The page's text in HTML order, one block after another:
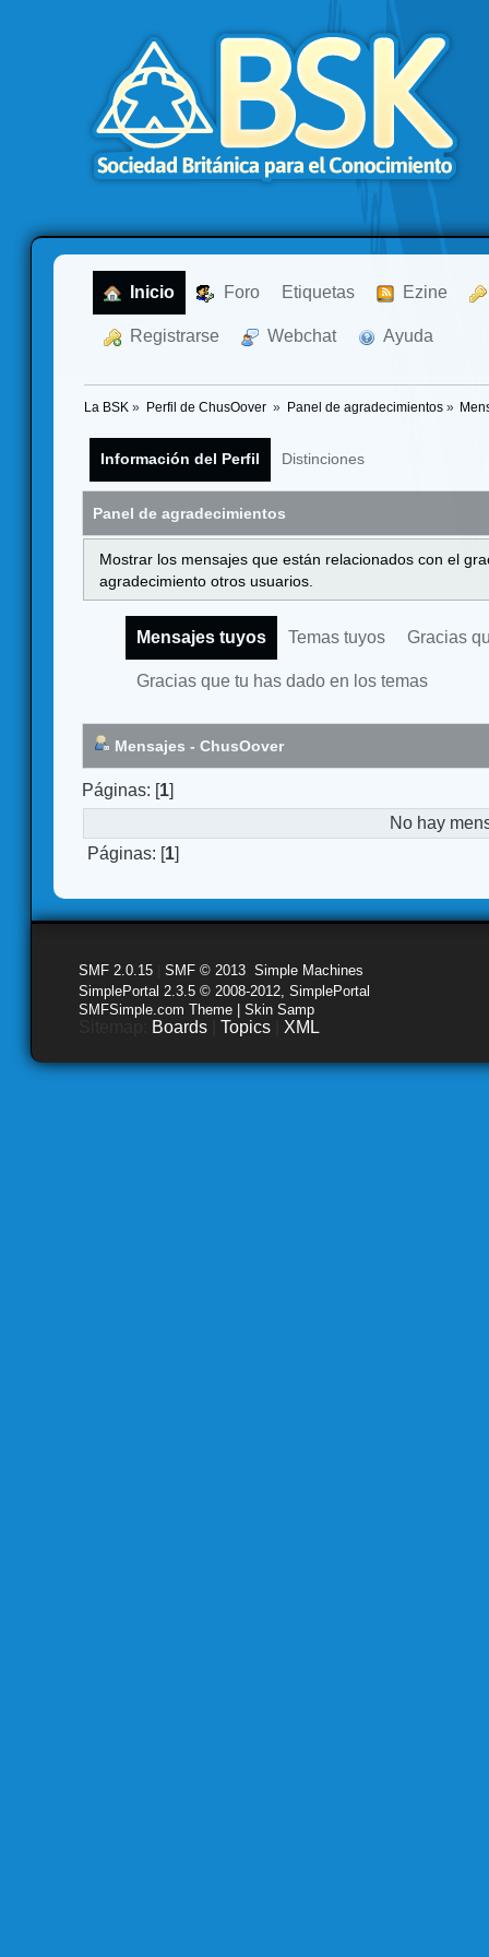
Inicio Foro Etiquetas Ezine
Registrarse Webchat Ayuda
La BSK » Perfil de ChusOover » Panel de agradecimientos»
Información del Perfil Distinciones
Panel de agradecimientos
Mostrar los mensajes que están relacionados con el
agradecimiento otros usuarios.
Mensajes tuyos Temas tuyos Gracias
Gracias que tu has dado en los temas
Mensajes - ChusOover
Páginas: [1]
No hay
Páginas: [1]
SMF 2.0.15 SMF © 2013 Simple Machines
SimplePortal 2.3.5 © 2008-2012, SimplePortal
SMFSimple.com Theme | Skin Samp
Boards Topics XML